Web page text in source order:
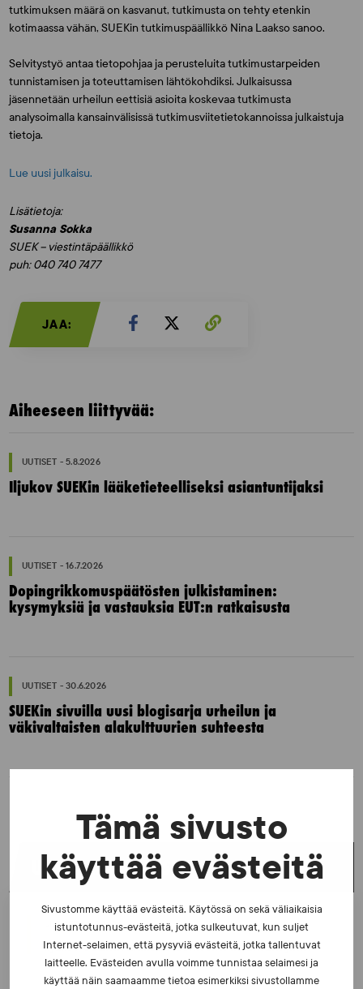
Tämä sivusto
käyttää evästeitä
Sivustomme käyttää evästeitä. Käytössä on sekä väliaikaisia
istuntotunnus-evästeitä, jotka sulkeutuvat, kun suljet
Internet-selaimen, että pysyviä evästeitä, jotka tallentuvat
laitteelle. Evästeiden avulla voimme tunnistaa selaimesi ja
käyttää näin saamaamme tietoa esimerkiksi sivustollamme
tutkimuksen määrä on kasvanut, tutkimusta on tehty etenkin
kotimaassa vähän, SUEKin tutkimuspäällikkö Nina Laaksosanoo.
Selvitystyö antaa tietopohjaa ja perusteluita tutkimustarpeiden
tunnistamisen ja toteuttamisen lähtökohdiksi. Julkaisussa
jäsennetään urheilun eettisiä asioita koskevaa tutkimusta
analysoimalla kansainvälisissä tutkimusviitetietokannoissa julkaistuja
tietoja.
Lue uusi julkaisu.
Lisätietoja:
Susanna Sokka
SUEK – viestintäpäällikkö
puh: 040 740 7477
JAA:
Aiheeseen liittyvää:
UUTISET - 5.8.2026
Iljukov SUEKin lääketieteelliseksi asiantuntijaksi
UUTISET - 16.7.2026
Dopingrikkomuspäätösten julkistaminen:
kysymyksiä ja vastauksia EUT:n ratkaisusta
UUTISET - 30.6.2026
SUEKin sivuilla uusi blogisarja urheilun ja
väkivaltaisten alakulttuurien suhteesta
UUSIMMAT UUTISET
UUTISET - 5.8.2026
Iljukov SUEKin lääketieteelliseksi asiantuntijaksi